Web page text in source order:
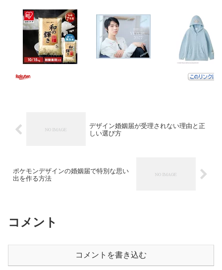
デザイン婚姻届が受理されない理由と正
しい選び方
ポケモンデザインの婚姻届で特別な思い
出を作る方法
コメント
コメントを書き込む